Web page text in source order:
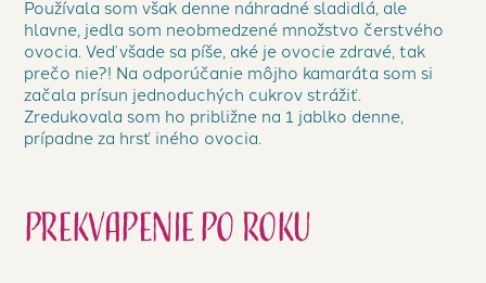
Používala som však denne náhradné sladidlá, ale
hlavne, jedla som neobmedzené množstvo čerstvého
ovocia. Veď všade sa píše, aké je ovocie zdravé, tak
prečo nie?! Na odporúčanie môjho kamaráta som si
začala prísun jednoduchých cukrov strážiť.
Zredukovala som ho približne na 1 jablko denne,
prípadne za hrsť iného ovocia.
Prekvapenie po roku